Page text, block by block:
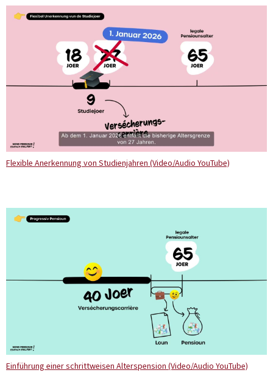
Flexible Anerkennung von Studienjahren (Video/Audio YouTube)
Einführung einer schrittweisen Alterspension (Video/Audio YouTube)